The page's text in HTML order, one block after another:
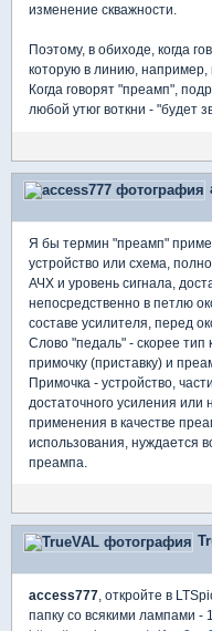
изменение скважности.
Поэтому, в обиходе, когда
которую в линию, например,
Когда говорят "преамп",
любой утюг воткни - "будет
Я бы термин "преамп"
устройство или схема,
АЧХ и уровень сигнала,
непосредственно в петлю
составе усилителя, перед
Слово "педаль" - скорее
примочку (приставку) и
Примочка - устройство, частично
достаточного усиления
применения в качестве
использования, нуждается
преампа.
access777 , откройте в
папку со всякими лампами -